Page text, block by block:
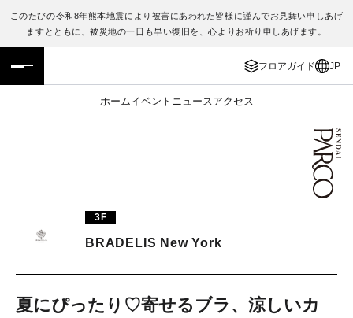
このたびの令和8年熊本地震により被害にあわれた皆様に謹んでお見舞い申しあげ
ますとともに、被災地の一日も早い復旧を、心よりお祈り申しあげます。
フロアガイド JP
ホームイベント ニュース アクセス
フロアガイド
施設案内・アクセス
TAX FREE
ENGLISH
繁体字
日本語
3F
BRADELIS New York
夏にぴったり♡寄せるブラ、涼しいカ